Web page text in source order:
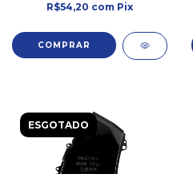
R$54,20 com Pix
ESGOTADO